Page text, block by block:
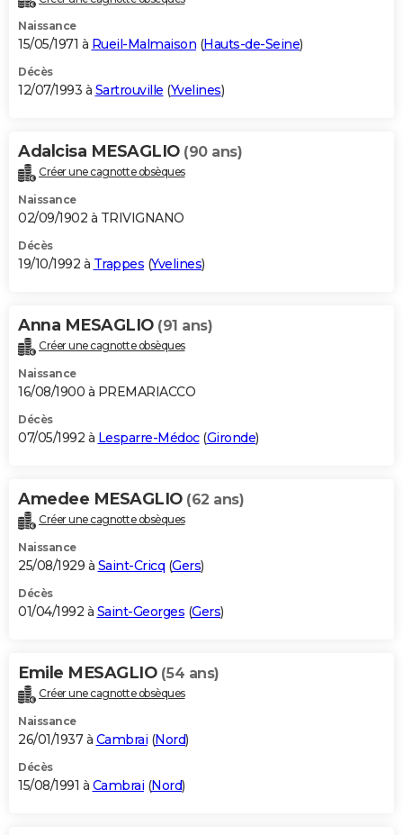
Naissance
15/05/1971 à Rueil-Malmaison (Hauts-de-Seine)
Décès
12/07/1993 à Sartrouville (Yvelines)
Adalcisa MESAGLIO (90 ans)
Créer une cagnotte obsèques
Naissance
02/09/1902 à TRIVIGNANO
Décès
19/10/1992 à Trappes (Yvelines)
Anna MESAGLIO (91 ans)
Créer une cagnotte obsèques
Naissance
16/08/1900 à PREMARIACCO
Décès
07/05/1992 à Lesparre-Médoc(Gironde)
Amedee MESAGLIO (62 ans)
Créer une cagnotte obsèques
Naissance
25/08/1929 à Saint-Cricq (Gers)
Décès
01/04/1992 à Saint-Georges (Gers)
Emile MESAGLIO (54 ans)
Créer une cagnotte obsèques
Naissance
26/01/1937 à Cambrai (Nord)
Décès
15/08/1991 à Cambrai (Nord)